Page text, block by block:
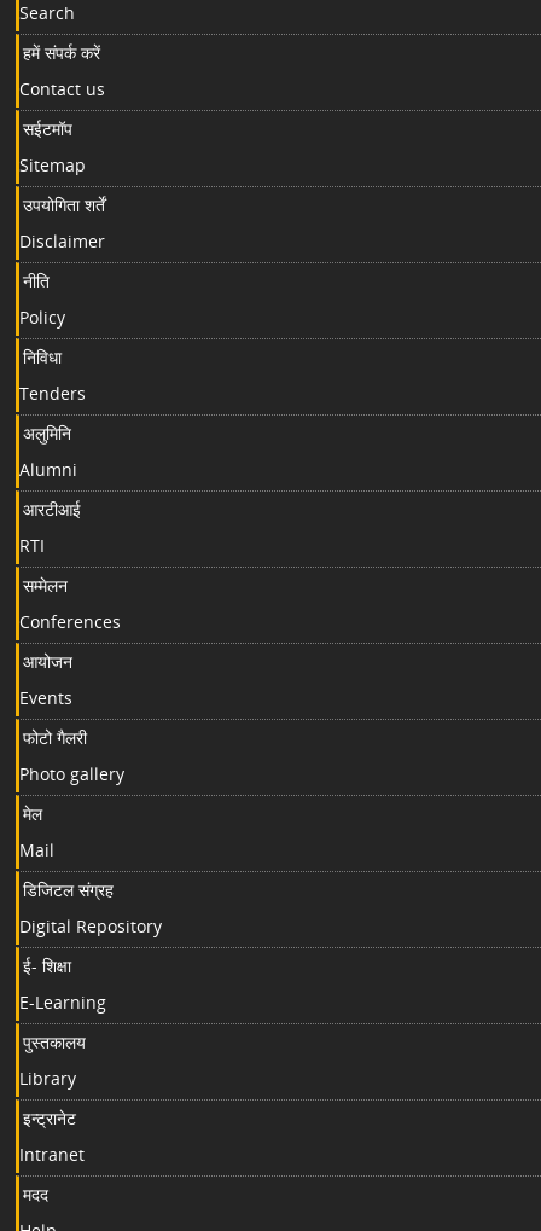
Search
हमें संपर्क करें
Contact us
सईटमॉप
Sitemap
उपयोगिता शर्तें
Disclaimer
नीति
Policy
निविधा
Tenders
अलुमिनि
Alumni
आरटीआई
RTI
सम्मेलन
Conferences
आयोजन
Events
फोटो गैलरी
Photo gallery
मेल
Mail
डिजिटल संग्रह
Digital Repository
ई- शिक्षा
E-Learning
पुस्तकालय
Library
इन्ट्रानेट
Intranet
मदद